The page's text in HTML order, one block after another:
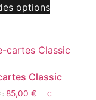
options
Classic
: 85,00 € TTC